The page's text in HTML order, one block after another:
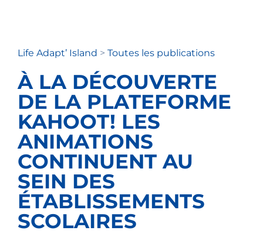
Life Adapt’ Island > Toutes les publications
À LA DÉCOUVERTE
DE LA PLATEFORME
KAHOOT! LES
ANIMATIONS
CONTINUENT AU
SEIN DES
ÉTABLISSEMENTS
SCOLAIRES